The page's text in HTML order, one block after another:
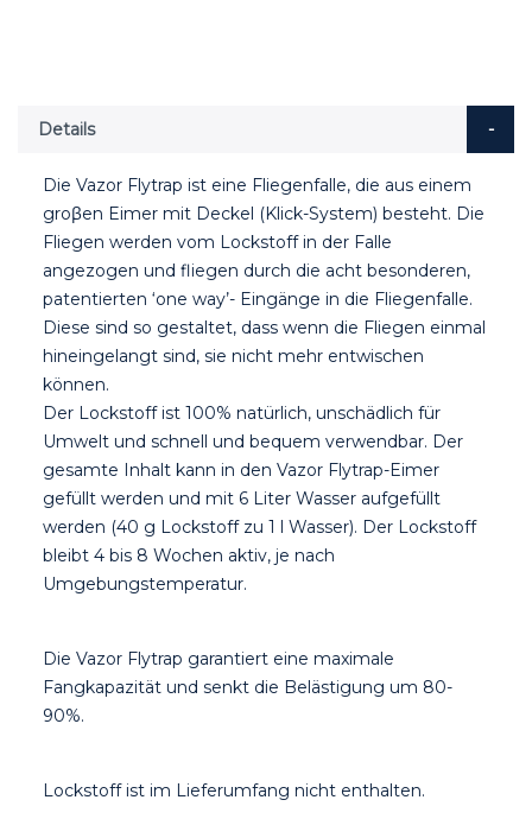
Details
Die Vazor Flytrap ist eine Fliegenfalle, die aus einem
groβen Eimer mit Deckel (Klick-System) besteht. Die
Fliegen werden vom Lockstoff in der Falle
angezogen und fliegen durch die acht besonderen,
patentierten ‘one way’- Eingänge in die Fliegenfalle.
Diese sind so gestaltet, dass wenn die Fliegen einmal
hineingelangt sind, sie nicht mehr entwischen
können.
Der Lockstoff ist 100% natürlich, unschädlich für
Umwelt und schnell und bequem verwendbar. Der
gesamte Inhalt kann in den Vazor Flytrap-Eimer
gefüllt werden und mit 6 Liter Wasser aufgefüllt
werden (40 g Lockstoff zu 1 l Wasser). Der Lockstoff
bleibt 4 bis 8 Wochen aktiv, je nach
Umgebungstemperatur.
Die Vazor Flytrap garantiert eine maximale
Fangkapazität und senkt die Belästigung um 80-
90%.
Lockstoff ist im Lieferumfang nicht enthalten.